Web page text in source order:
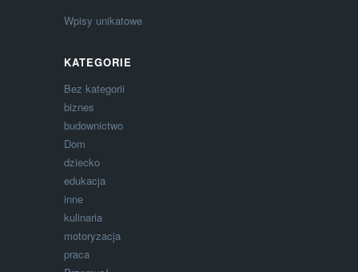
Wpisy unikatowe
KATEGORIE
Bez kategorii
biznes
budownictwo
Dom
dziecko
edukacja
inne
kulinaria
motoryzacja
praca